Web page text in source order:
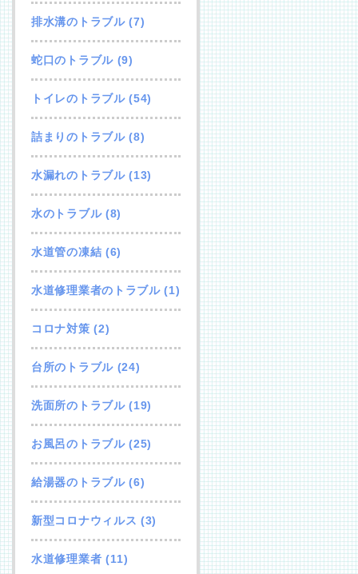
排水溝のトラブル(7)
蛇口のトラブル(9)
トイレのトラブル(54)
詰まりのトラブル(8)
水漏れのトラブル(13)
水のトラブル(8)
水道管の凍結 (6)
水道修理業者のトラブル(1)
コロナ対策 (2)
台所のトラブル(24)
洗面所のトラブル(19)
お風呂のトラブル(25)
給湯器のトラブル(6)
新型コロナウィルス (3)
水道修理業者 (11)